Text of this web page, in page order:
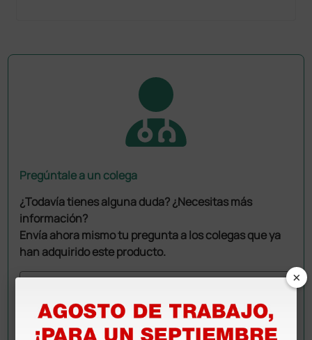
Pregúntale a un colega
¿Todavía tienes alguna duda? ¿Necesitas más
información?
Envía ahora mismo tu pregunta a los colegas que ya
han adquirido este producto.
×